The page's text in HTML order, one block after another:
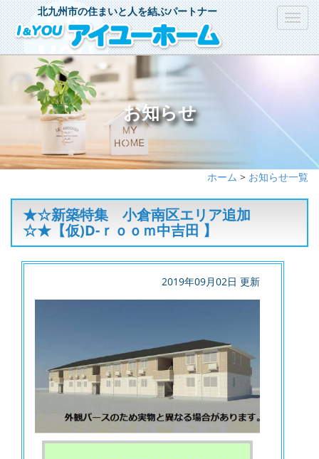
北九州市の住まいと人を結ぶパートナー
お知らせ
ホーム > お知らせ一覧
★☆新築特集 小倉南区エリア追加
☆★【仮)D-ｒｏｏｍ中吉田 】
2019年09月02日 更新